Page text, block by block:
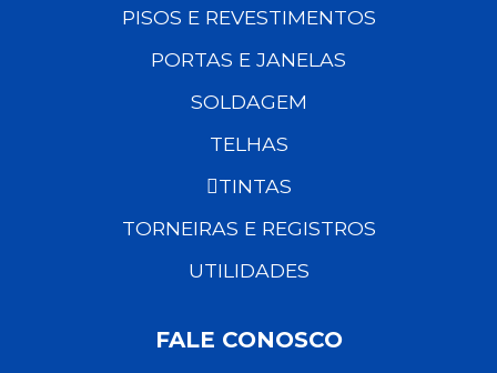
PISOS E REVESTIMENTOS
PORTAS E JANELAS
SOLDAGEM
TELHAS
TINTAS
TORNEIRAS E REGISTROS
UTILIDADES
FALE CONOSCO